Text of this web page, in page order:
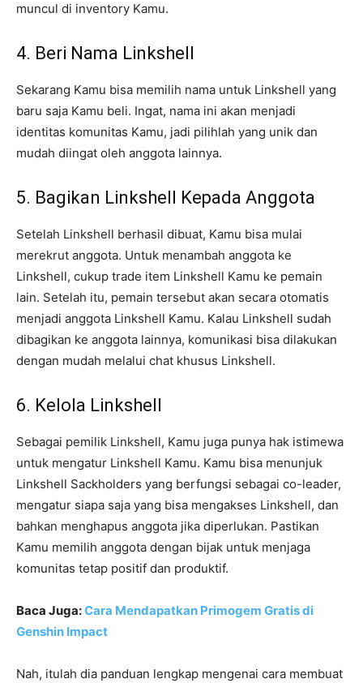
muncul di inventory Kamu.
4. Beri Nama Linkshell
Sekarang Kamu bisa memilih nama untuk Linkshell yang
baru saja Kamu beli. Ingat, nama ini akan menjadi
identitas komunitas Kamu, jadi pilihlah yang unik dan
mudah diingat oleh anggota lainnya.
5. Bagikan Linkshell Kepada Anggota
Setelah Linkshell berhasil dibuat, Kamu bisa mulai
merekrut anggota. Untuk menambah anggota ke
Linkshell, cukup trade item Linkshell Kamu ke pemain
lain. Setelah itu, pemain tersebut akan secara otomatis
menjadi anggota Linkshell Kamu. Kalau Linkshell sudah
dibagikan ke anggota lainnya, komunikasi bisa dilakukan
dengan mudah melalui chat khusus Linkshell.
6. Kelola Linkshell
Sebagai pemilik Linkshell, Kamu juga punya hak istimewa
untuk mengatur Linkshell Kamu. Kamu bisa menunjuk
Linkshell Sackholders yang berfungsi sebagai co-leader,
mengatur siapa saja yang bisa mengakses Linkshell, dan
bahkan menghapus anggota jika diperlukan. Pastikan
Kamu memilih anggota dengan bijak untuk menjaga
komunitas tetap positif dan produktif.
Baca Juga:Cara Mendapatkan Primogem Gratis di
Genshin Impact
Nah, itulah dia panduan lengkap mengenai cara membuat